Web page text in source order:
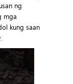
ng
mga
kung saan